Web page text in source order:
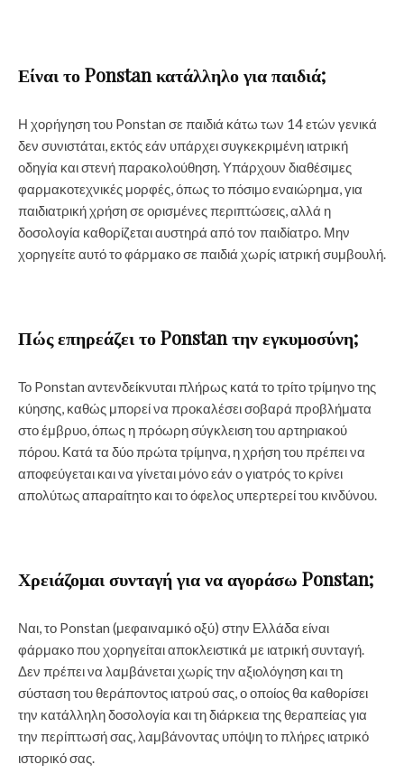
Είναι το Ponstan κατάλληλο για παιδιά;
Η χορήγηση του Ponstan σε παιδιά κάτω των 14 ετών γενικά
δεν συνιστάται, εκτός εάν υπάρχει συγκεκριμένη ιατρική
οδηγία και στενή παρακολούθηση. Υπάρχουν διαθέσιμες
φαρμακοτεχνικές μορφές, όπως το πόσιμο εναιώρημα, για
παιδιατρική χρήση σε ορισμένες περιπτώσεις, αλλά η
δοσολογία καθορίζεται αυστηρά από τον παιδίατρο. Μην
χορηγείτε αυτό το φάρμακο σε παιδιά χωρίς ιατρική συμβουλή.
Πώς επηρεάζει το Ponstan την εγκυμοσύνη;
Το Ponstan αντενδείκνυται πλήρως κατά το τρίτο τρίμηνο της
κύησης, καθώς μπορεί να προκαλέσει σοβαρά προβλήματα
στο έμβρυο, όπως η πρόωρη σύγκλειση του αρτηριακού
πόρου. Κατά τα δύο πρώτα τρίμηνα, η χρήση του πρέπει να
αποφεύγεται και να γίνεται μόνο εάν ο γιατρός το κρίνει
απολύτως απαραίτητο και το όφελος υπερτερεί του κινδύνου.
Χρειάζομαι συνταγή για να αγοράσω Ponstan;
Ναι, το Ponstan (μεφαιναμικό οξύ) στην Ελλάδα είναι
φάρμακο που χορηγείται αποκλειστικά με ιατρική συνταγή.
Δεν πρέπει να λαμβάνεται χωρίς την αξιολόγηση και τη
σύσταση του θεράποντος ιατρού σας, ο οποίος θα καθορίσει
την κατάλληλη δοσολογία και τη διάρκεια της θεραπείας για
την περίπτωσή σας, λαμβάνοντας υπόψη το πλήρες ιατρικό
ιστορικό σας.